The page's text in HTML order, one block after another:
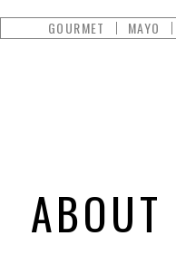
GOURMET MAYO
ABOUT